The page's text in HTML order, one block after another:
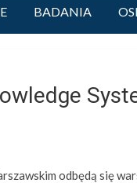
BADANIA
odbędą się